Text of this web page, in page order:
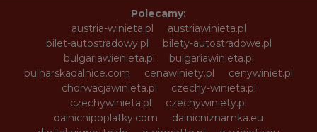
Polecamy:
austria-winieta.pl
austriawinieta.pl
bilet-autostradowy.pl
bilety-autostradowe.pl
bulgariawienieta.pl
bulgariawinieta.pl
bulharskadalnice.com
cenawiniety.pl
cenywiniet.pl
chorwacjawinieta.pl
czechy-winieta.pl
czechywinieta.pl
czechywiniety.pl
dalnicnipoplatky.com
dalnicniznamka.eu